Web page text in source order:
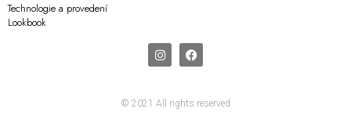
Technologie a provedení
Lookbook
© 2021 All rights reserved